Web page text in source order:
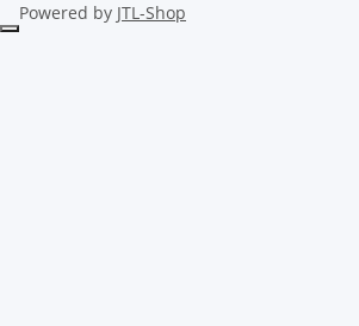
Powered by JTL-Shop